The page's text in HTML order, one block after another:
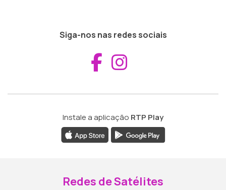
Siga-nos nas redes sociais
Aceder ao
Instale a aplicação RTP Play
Redes de Satélites